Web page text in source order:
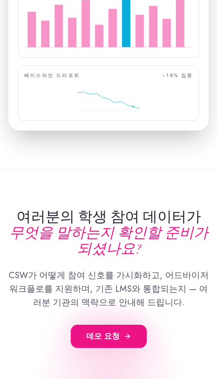
베이스라인 드리프트 −18% 집중
여러분의 학생 참여 데이터가
무엇을 말하는지 확인할 준비가
되셨나요?
CSW가 어떻게 참여 신호를 가시화하고, 어드바이저
워크플로를 지원하며, 기존 LMS와 통합되는지 — 여
러분 기관의 맥락으로 안내해 드립니다.
데모 요청